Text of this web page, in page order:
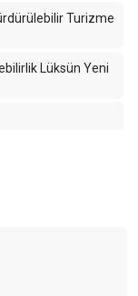
Turizme
Lüksün Yeni